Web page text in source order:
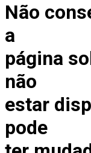
Não
a
página
não
estar
pode